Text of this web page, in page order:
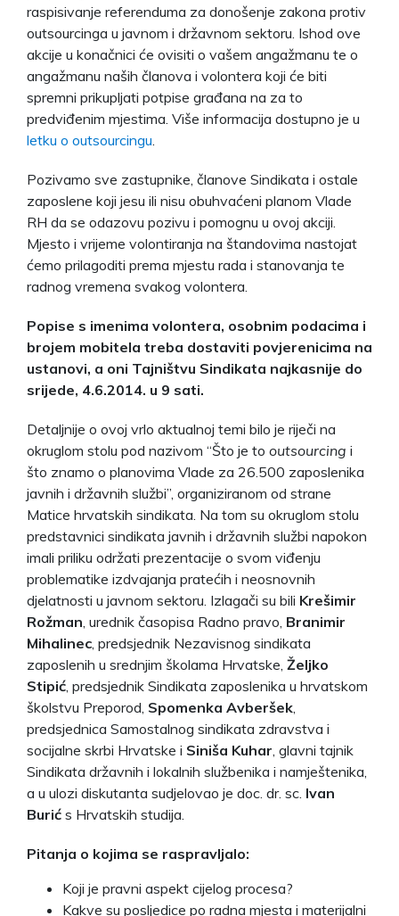
raspisivanje referenduma za donošenje zakona protiv
outsourcinga u javnom i državnom sektoru. Ishod ove
akcije u konačnici će ovisiti o vašem angažmanu te o
angažmanu naših članova i volontera koji će biti
spremni prikupljati potpise građana na za to
predviđenim mjestima. Više informacija dostupno je u
letku o outsourcingu
Pozivamo sve zastupnike, članove Sindikata i ostale
zaposlene koji jesu ili nisu obuhvaćeni planom Vlade
RH da se odazovu pozivu i pomognu u ovoj akciji.
Mjesto i vrijeme volontiranja na štandovima nastojat
ćemo prilagoditi prema mjestu rada i stanovanja te
radnog vremena svakog volontera.
Popise s imenima volontera, osobnim podacima i
brojem mobitela treba dostaviti povjerenicima na
ustanovi, a oni Tajništvu Sindikata najkasnije do
srijede, 4.6.2014. u 9 sati.
Detaljnije o ovoj vrlo aktualnoj temi bilo je riječi na
okruglom stolu pod nazivom “Što je to outsourcing i
što znamo o planovima Vlade za 26.500 zaposlenika
javnih i državnih službi”, organiziranom od strane
Matice hrvatskih sindikata. Na tom su okruglom stolu
predstavnici sindikata javnih i državnih službi napokon
imali priliku održati prezentacije o svom viđenju
problematike izdvajanja pratećih i neosnovnih
djelatnosti u javnom sektoru. Izlagači su bili Krešimir
Rožman , urednik časopisa Radno pravo, Branimir
Mihalinec , predsjednik Nezavisnog sindikata
zaposlenih u srednjim školama Hrvatske, Željko
Stipić , predsjednik Sindikata zaposlenika u hrvatskom
školstvu Preporod, Spomenka Avberšek
predsjednica Samostalnog sindikata zdravstva i
socijalne skrbi Hrvatske i Siniša Kuhar , glavni tajnik
Sindikata državnih i lokalnih službenika i namještenika,
a u ulozi diskutanta sudjelovao je doc. dr. sc. Ivan
Burić s Hrvatskih studija.
Pitanja o kojima se raspravljalo:
Koji je pravni aspekt cijelog procesa?
Kakve su posljedice po radna mjesta i materijalni